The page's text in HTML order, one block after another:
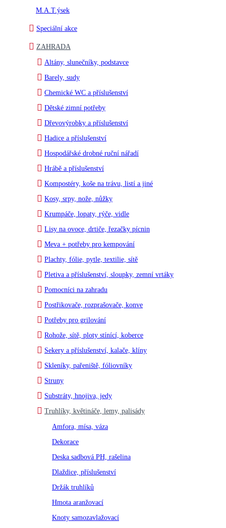
M.A.T.ýsek
Speciální akce
ZAHRADA
Altány, slunečníky, podstavce
Barely, sudy
Chemické WC a příslušenství
Dětské zimní potřeby
Dřevovýrobky a příslušenství
Hadice a příslušenství
Hospodářské drobné ruční nářadí
Hrábě a příslušenství
Kompostéry, koše na trávu, listí a jiné
Kosy, srpy, nože, nůžky
Krumpáče, lopaty, rýče, vidle
Lisy na ovoce, drtiče, řezačky pícnin
Meva + potřeby pro kempování
Plachty, fólie, pytle, textilie, sítě
Pletiva a příslušenství, sloupky, zemní vrtáky
Pomocníci na zahradu
Postřikovače, rozprašovače, konve
Potřeby pro grilování
Rohože, sítě, ploty stínící, koberce
Sekery a příslušenství, kalače, klíny
Skleníky, pařeniště, fóliovníky
Struny
Substráty, hnojiva, jedy
Truhlíky, květináče, lemy, palisády
Amfora, mísa, váza
Dekorace
Deska sadbová PH, rašelina
Dlaždice, příslušenství
Držák truhlíků
Hmota aranžovací
Knoty samozavlažovací